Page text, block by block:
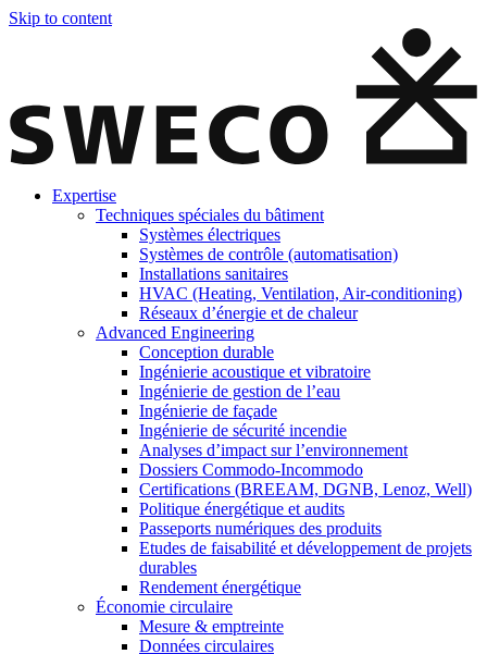
Skip to content
Expertise
Techniques spéciales du bâtiment
Systèmes électriques
Systèmes de contrôle (automatisation)
Installations sanitaires
HVAC (Heating, Ventilation, Air-conditioning)
Réseaux d’énergie et de chaleur
Advanced Engineering
Conception durable
Ingénierie acoustique et vibratoire
Ingénierie de gestion de l’eau
Ingénierie de façade
Ingénierie de sécurité incendie
Analyses d’impact sur l’environnement
Dossiers Commodo-Incommodo
Certifications (BREEAM, DGNB, Lenoz, Well)
Politique énergétique et audits
Passeports numériques des produits
Etudes de faisabilité et développement de projets
durables
Rendement énergétique
Économie circulaire
Mesure & emptreinte
Données circulaires